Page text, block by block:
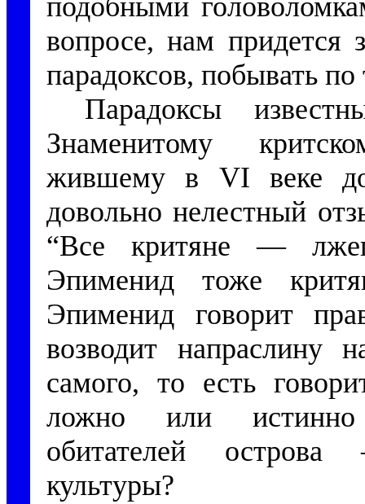
вопросе, нам придется
парадоксов, побывать
Парадоксы
Знаменитому
жившему в VI веке
довольно нелестный
“Все критяне —
Эпименид тоже
Эпименид говорит
возводит напраслину
самого, то есть
ложно или истинно
обитателей
культуры?